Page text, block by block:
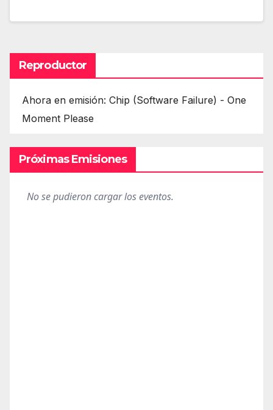
Reproductor
Ahora en emisión: Chip (Software Failure) - One
Moment Please
Próximas Emisiones